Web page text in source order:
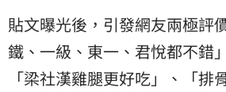
貼文曝光後，引發網友兩極評
鐵 、一級、東一、君悅都不錯
「梁社漢雞腿更好吃」、「排